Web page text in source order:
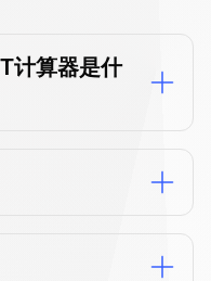
计算器是什